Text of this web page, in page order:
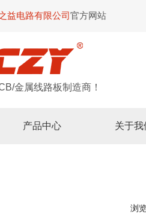
益电路有限公司官方网站
金属线路板制造商！
产品中心 关于我
浏